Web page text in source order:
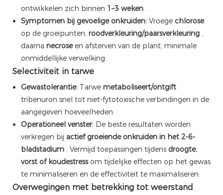
ontwikkelen zich binnen 1–3 weken.
Symptomen bij gevoelige onkruiden:Vroege chlorose
op de groeipunten, roodverkleuring/paarsverkleuring,
daarna necroseen afsterven van de plant; minimale
onmiddellijke verwelking.
Selectiviteit in tarwe
Gewastolerantie:Tarwe metaboliseert/ontgift
tribenuron snel tot niet-fytotoxische verbindingen in de
aangegeven hoeveelheden.
Operationeel venster:De beste resultaten worden
verkregen bij actief groeiende onkruiden in het 2-6-
bladstadium. Vermijd toepassingen tijdens droogte,
vorst of koudestressom tijdelijke effecten op het gewas
te minimaliseren en de effectiviteit te maximaliseren.
Overwegingen met betrekking tot weerstand